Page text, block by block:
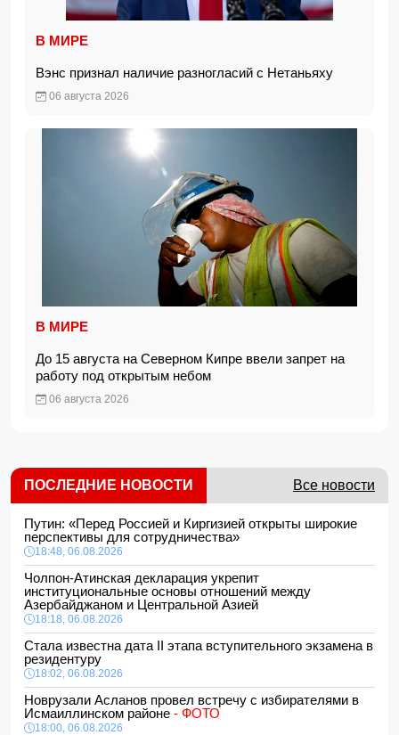
В МИРЕ
Вэнс признал наличие разногласий с Нетаньяху
06 августа 2026
В МИРЕ
До 15 августа на Северном Кипре ввели запрет на
работу под открытым небом
06 августа 2026
ПОСЛЕДНИЕ НОВОСТИ Все новости
Путин: «Перед Россией и Киргизией открыты широкие
перспективы для сотрудничества»
18:48, 06.08.2026
Чолпон-Атинская декларация укрепит
институциональные основы отношений между
Азербайджаном и Центральной Азией
18:18, 06.08.2026
Стала известна дата II этапа вступительного экзамена в
резидентуру
18:02, 06.08.2026
Новрузали Асланов провел встречу с избирателями в
Исмаиллинском районе - ФОТО
18:00, 06.08.2026